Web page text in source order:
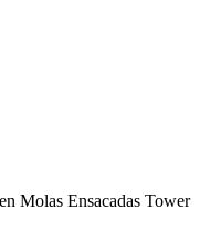
Molas Ensacadas Tower